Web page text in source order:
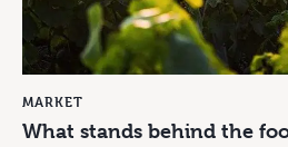
MARKET
What stands behind the